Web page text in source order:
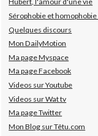
Sérophobie et
Quelques discours
Mon DailyMotion
Ma page Myspace
Ma page Facebook
Videos sur Youtube
Videos sur Wat tv
Ma page Twitter
Mon Blog sur Têtu.com